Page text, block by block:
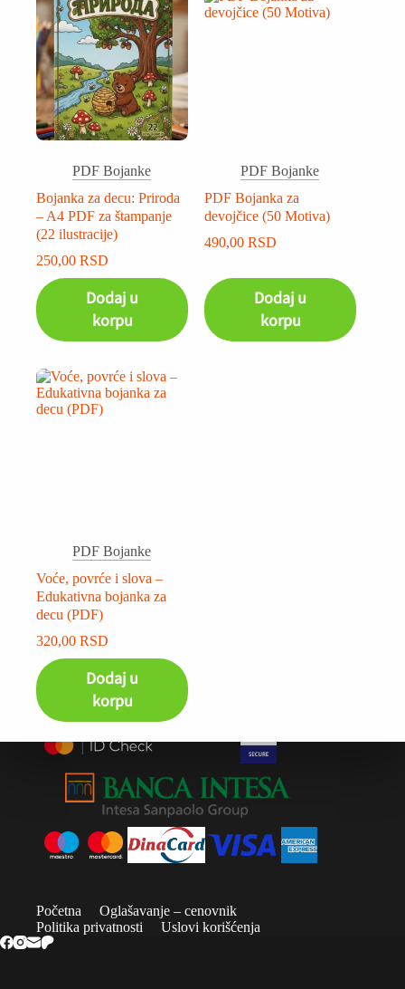
PDF Bojanke
Bojanka za decu: Priroda
– A4 PDF za štampanje
(22 ilustracije)
250,00 RSD
Dodaj u
korpu
PDF Bojanke
PDF Bojanka za
devojčice (50 Motiva)
490,00RSD
Dodaj u
korpu
PDF Bojanke
Voće, povrće i slova –
Edukativna bojanka za
decu (PDF)
320,00 RSD
Dodaj u
korpu
Početna
Oglašavanje – cenovnik
Politika privatnosti
Uslovi korišćenja